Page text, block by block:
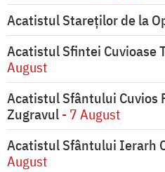
Acatistul Stareţilor de la
Acatistul Sfintei Cuvioase
August
Acatistul Sfântului Cuvios
Zugravul- 7 August
Acatistul Sfântului Ierarh
August